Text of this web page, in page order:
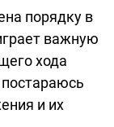
порядку в
важную
хода
постараюсь
и их